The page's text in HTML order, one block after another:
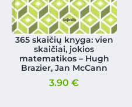
365 skaičių knyga: vien
skaičiai, jokios
matematikos – Hugh
Brazier, Jan McCann
3.90€